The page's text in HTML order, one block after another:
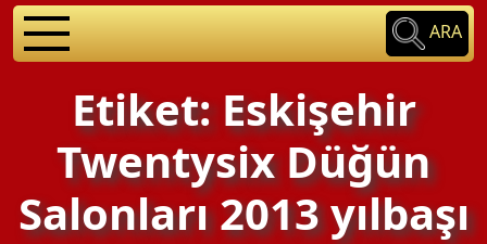
ARA
Etiket: Eskişehir
Twentysix Düğün
Salonları 2013 yılbaşı